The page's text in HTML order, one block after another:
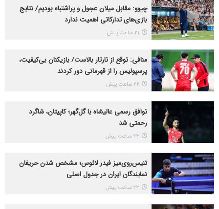
چیوو: مقابل میلان عجول و پراشتباه بودیم/ نتایج
بازی‌های تدارکاتی اهمیت ندارد
21 ساعت پیش
منافی: توقع از تارتار بالاست/ بازیکنان بی‌کیفیت،
پرسپولیس را از قهرمانی دور کردند
22 ساعت پیش
توافق رسمی عالیشاه با گل‌گهر؛ کاپیتان، شاگرد
رحمتی شد
23 ساعت پیش
تنیس‌روی‌میز فیدر لائوس؛ مشخص شدن حریفان
نمایندگان ایران در جدول اصلی
23 ساعت پیش